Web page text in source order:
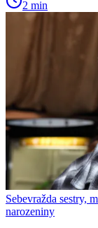
2 min
Sebevražda sestry,
narozeniny